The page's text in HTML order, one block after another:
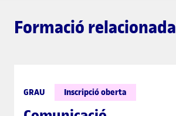
Formació relacionada
GRAU Inscripció oberta